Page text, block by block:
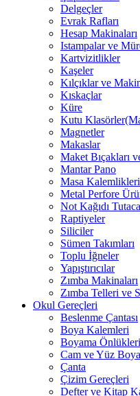
Delgeçler
Evrak Rafları
Hesap Makinaları
Istampalar ve
Kartvizitlikler
Kaşeler
Kılçıklar ve
Kıskaçlar
Küre
Kutu
Magnetler
Makaslar
Maket Bıçakları
Mantar Pano
Masa Kalemlikleri
Metal Perfore
Not Kağıdı
Raptiyeler
Siliciler
Sümen Takımları
Toplu İğneler
Yapıştırıcılar
Zımba Makinaları
Zımba Telleri ve
Okul Gereçleri
Beslenme Çantası
Boya Kalemleri
Boyama Önlükleri
Cam ve Yüz
Çanta
Çizim Gereçleri
Defter ve Kitap